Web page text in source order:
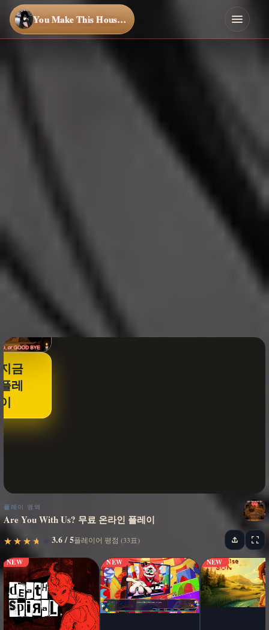
You Make This House a Home
지금
플레
이
플레이 영역
Are You With Us? 무료 온라인 플레이
★
★ ★
★ ★
★ ★
★ 3.6 / 5플레이어 평점 (33표)
NEW NEW NEW